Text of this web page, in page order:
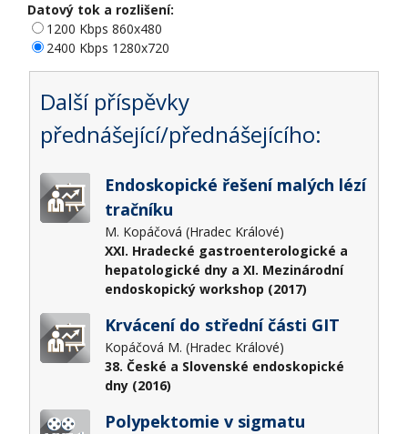
Datový tok a rozlišení:
1200 Kbps 860x480
2400 Kbps 1280x720
Další příspěvky
přednášející/přednášejícího:
Endoskopické řešení malých lézí
tračníku
M. Kopáčová (Hradec Králové)
XXI. Hradecké gastroenterologické a
hepatologické dny a XI. Mezinárodní
endoskopický workshop (2017)
Krvácení do střední části GIT
Kopáčová M. (Hradec Králové)
38. České a Slovenské endoskopické
dny (2016)
Polypektomie v sigmatu